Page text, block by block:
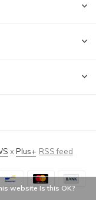
xPlus+ RSS feed
website Is this OK?